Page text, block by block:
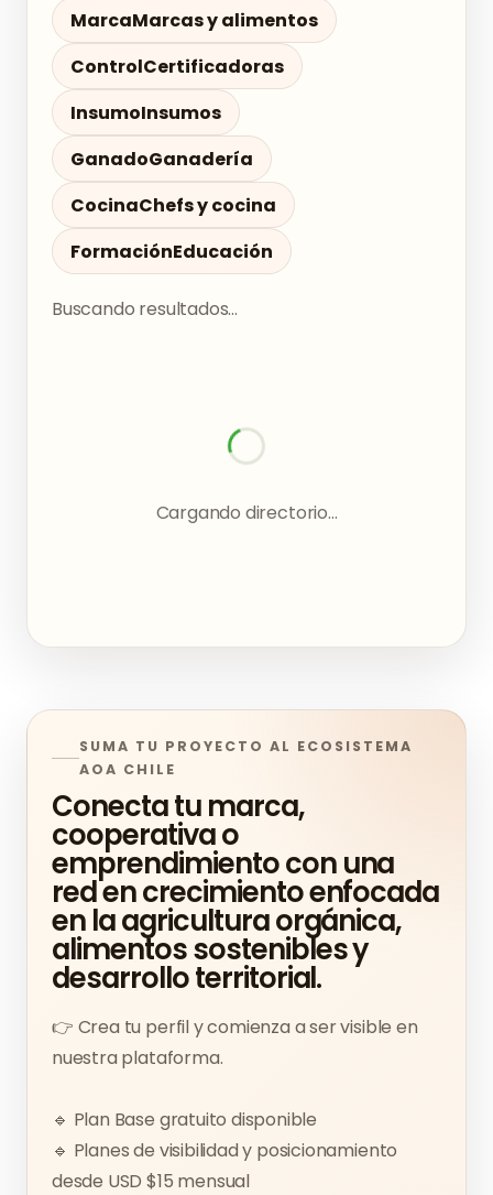
MarcaMarcas y alimentos
ControlCertificadoras
InsumoInsumos
GanadoGanadería
CocinaChefs y cocina
FormaciónEducación
Buscando resultados...
Cargando directorio...
SUMA TU PROYECTO AL ECOSISTEMA
AOA CHILE
Conecta tu marca,
cooperativa o
emprendimiento con una
red en crecimiento enfocada
en la agricultura orgánica,
alimentos sostenibles y
desarrollo territorial.
👉 Crea tu perfil y comienza a ser visible en
nuestra plataforma.
🔹 Plan Base gratuito disponible
🔹 Planes de visibilidad y posicionamiento
desde USD $15 mensual